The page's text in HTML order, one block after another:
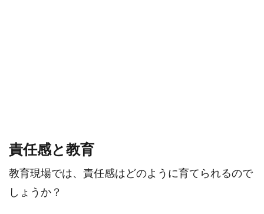
責任感と教育
教育現場では、責任感はどのように育てられるので
しょうか？